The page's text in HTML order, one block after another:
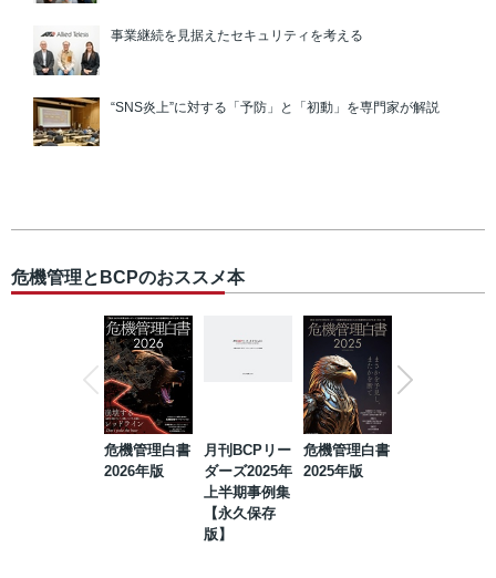
事業継続を見据えたセキュリティを考える
“SNS炎上”に対する「予防」と「初動」を専門家が解説
危機管理とBCPのおススメ本
危機管理白書
2026年版
月刊BCPリー
ダーズ2025年
上半期事例集
【永久保存
版】
危機管理白書
2025年版